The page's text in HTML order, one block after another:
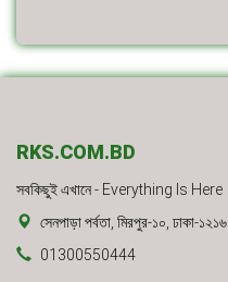
RKS.COM.BD
সবকিছুই এখানে - Everything Is Here
সেনপাড়া পর্বতা, মিরপুর-১০, ঢাকা-১২১৬
01300550444